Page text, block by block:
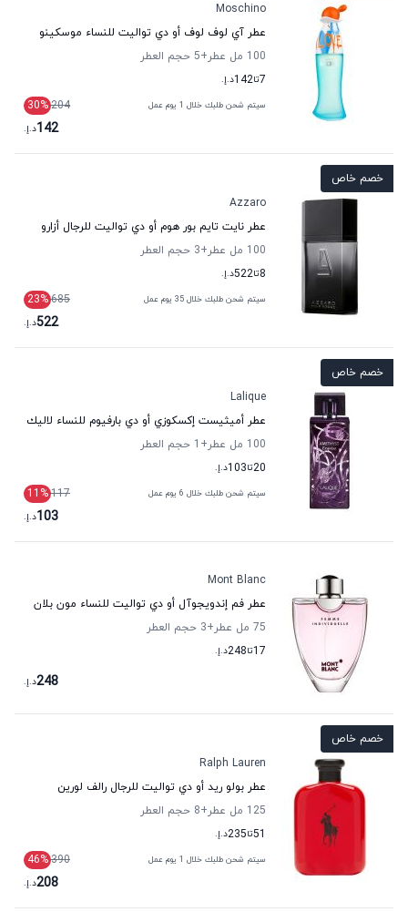
Moschino
عطر آي لوف لوف أو دي تواليت للنساء موسكينو
100 مل عطر
+5
حجم العطر
7تا142د.إ.
سيتم شحن طلبك خلال 1 يوم عمل 204
30%
142د.إ.
خصم خاص
Azzaro
عطر نايت تايم بور هوم أو دي تواليت للرجال أزارو
100 مل عطر
+3
حجم العطر
8تا522د.إ.
سيتم شحن طلبك خلال 35 يوم عمل 685
23%
522د.إ.
خصم خاص
Lalique
عطر أميثيست إكسكوزي أو دي بارفيوم للنساء لاليك
100 مل عطر
+1
حجم العطر
20تا103د.إ.
سيتم شحن طلبك خلال 6 يوم عمل 117
11 %
103د.إ.
Mont Blanc
عطر فم إندويجوآل أو دي تواليت للنساء مون بلان
75 مل عطر
+3
حجم العطر
17تا248د.إ.
248د.إ.
خصم خاص
Ralph Lauren
عطر بولو ريد أو دي تواليت للرجال رالف لورين
125 مل عطر
+8
حجم العطر
51تا235د.إ.
سيتم شحن طلبك خلال 1 يوم عمل 390
46%
208د.إ.